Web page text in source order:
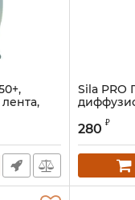
Sila PRO
280 ₽